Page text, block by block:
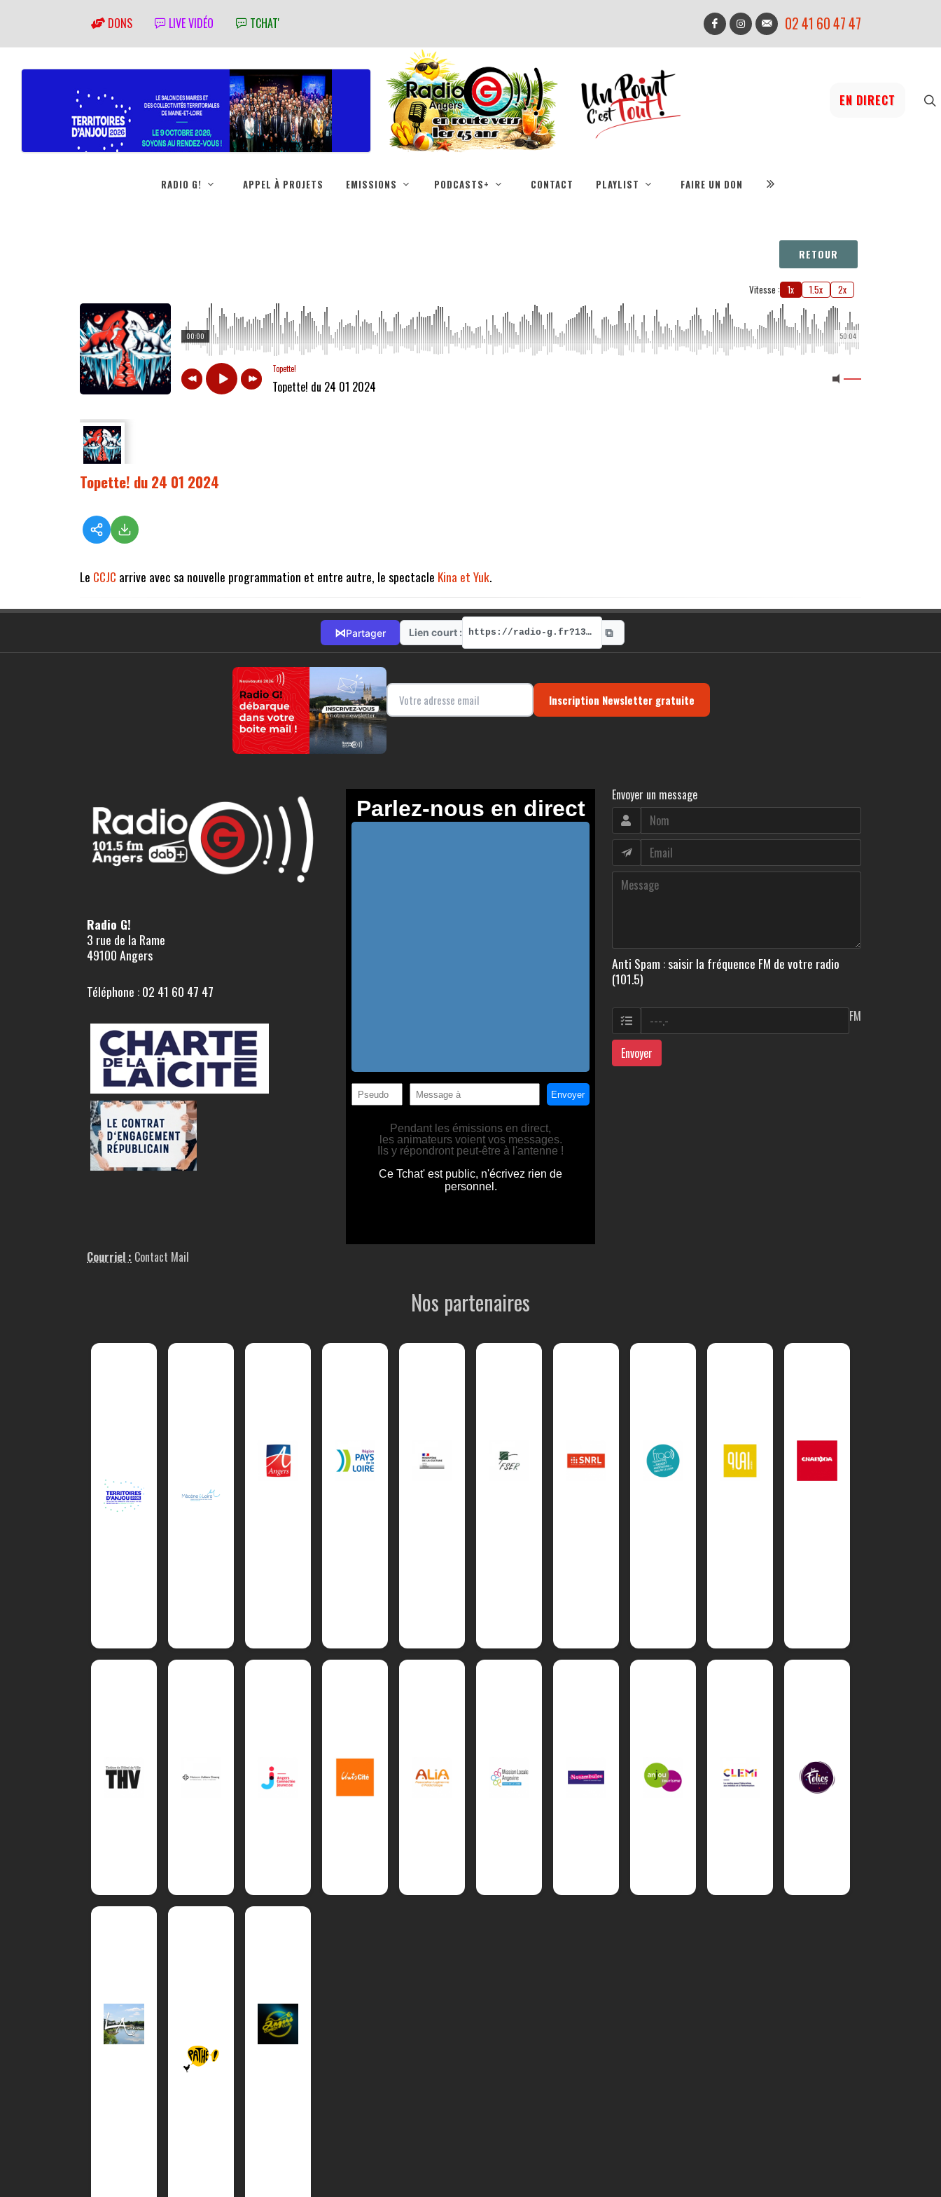
DONS LIVE VIDÉO TCHAT' 02 41 60 47 47
EN DIRECT
RADIO G! APPEL À PROJETS EMISSIONS PODCASTS+ CONTACT PLAYLIST FAIRE UN DON
RETOUR
Vitesse : 1x 1.5x 2x
50:04
00:00
Topette!
Topette! du 24 01 2024
Topette! du 24 01 2024
Le CCJC arrive avec sa nouvelle programmation et entre autre, le spectacle Kina et Yuk.
⋈Partager Lien court : https://radio-g.fr?13750 ⧉
Inscription Newsletter gratuite
Radio G!
3 rue de la Rame
49100 Angers
Téléphone : 02 41 60 47 47
Courriel : Contact Mail
Envoyer un message
Anti Spam : saisir la fréquence FM de votre radio
(101.5)
FM
Envoyer
Nos partenaires